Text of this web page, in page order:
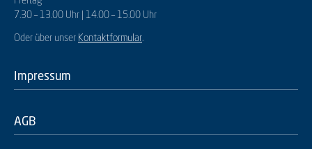
7.30 – 13.00 Uhr | 14.00 – 15.00 Uhr
Oder über unser Kontaktformular.
Impressum
AGB